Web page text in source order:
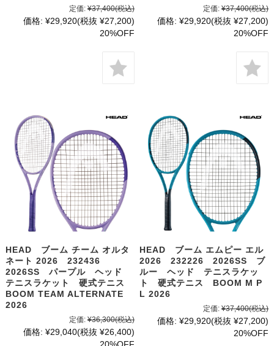
定価: ¥37,400(税込)
価格: ¥29,920(税抜 ¥27,200)
20%OFF
定価: ¥37,400(税込)
価格: ¥29,920(税抜 ¥27,200)
20%OFF
HEAD ブーム チーム オルタ
ネート 2026 232436
2026SS パープル ヘッド
テニスラケット 硬式テニス
BOOM TEAM ALTERNATE
2026
定価: ¥36,300(税込)
価格: ¥29,040(税抜 ¥26,400)
20%OFF
HEAD ブーム エムピー エル
2026 232226 2026SS ブ
ルー ヘッド テニスラケッ
ト 硬式テニス BOOM M P
L 2026
定価: ¥37,400(税込)
価格: ¥29,920(税抜 ¥27,200)
20%OFF